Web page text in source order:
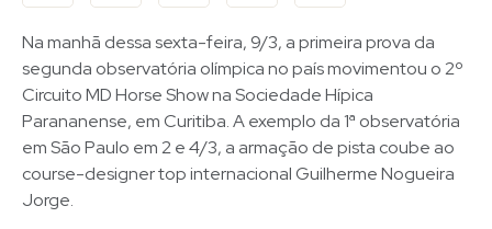
Na manhã dessa sexta-feira, 9/3, a primeira prova da
segunda observatória olímpica no país movimentou o 2º
Circuito MD Horse Show na Sociedade Hípica
Parananense, em Curitiba. A exemplo da 1ª observatória
em São Paulo em 2 e 4/3, a armação de pista coube ao
course-designer top internacional Guilherme Nogueira
Jorge.